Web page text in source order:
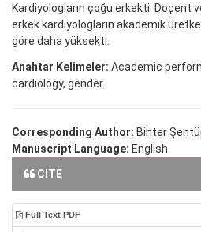
Kardiyologların çoğu erkekti. Doçent
erkek kardiyologların akademik
göre daha yüksekti.
Anahtar Kelimeler: Academic
cardiology, gender.
Corresponding Author: Bihter
Manuscript Language: English
CITE
Full Text PDF